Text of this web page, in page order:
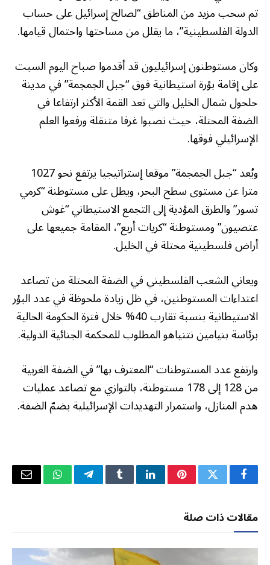
تم سحب مزيد من المناطق “لصالح إسرائيل على حساب
الدولة الفلسطينية”، ما يقلل من مساحتها واحتمال قيامها.
وكان مستوطنون إسرائيليون قد أقدموا صباح اليوم السبت
على إقامة بؤرة استيطانية فوق “جبل الجمجمة” في مدينة
حلحول شمال الخليل والتي تعد القمة الأكثر ارتفاعا في
الضفة المحتلة، حيث نصبوا غرفا متنقلة ورفعوا العلم
الإسرائيلي فوقها.
ويُعد “جبل الجمجمة” موقعا إستراتيجيا يرتفع نحو 1027
مترا عن مستوى سطح البحر، ويطل على مستوطنة “كرمي
تسور” والطرق المؤدية إلى التجمع الاستيطاني “غوش
عتصيون” ومستوطنة “كريات أربع”، المقامة جميعها على
أراض فلسطينية محتلة في الخليل.
ويعاني الشعب الفلسطيني في الضفة المحتلة من تصاعد
اعتداءات المستوطنين، في ظل زيادة ملحوظة في عدد البؤر
الاستيطانية بنسبة تقارب 40% خلال فترة الحكومة الحالية
برئاسة بنيامين نتنياهو المطلوب للمحكمة الجنائية الدولية.
وارتفع عدد المستوطنات “المعترف بها” في الضفة الغربية
من 128 إلى 178 مستوطنة، بالتوازي مع تصاعد عمليات
هدم المنازل، واستمرار التهديدات الإسرائيلية بضمّ الضفة.
فيسبوكتويتر بينتيريستلينكدإنTumblrتيلقرامواتسابالبريد
مقالات ذات صلة